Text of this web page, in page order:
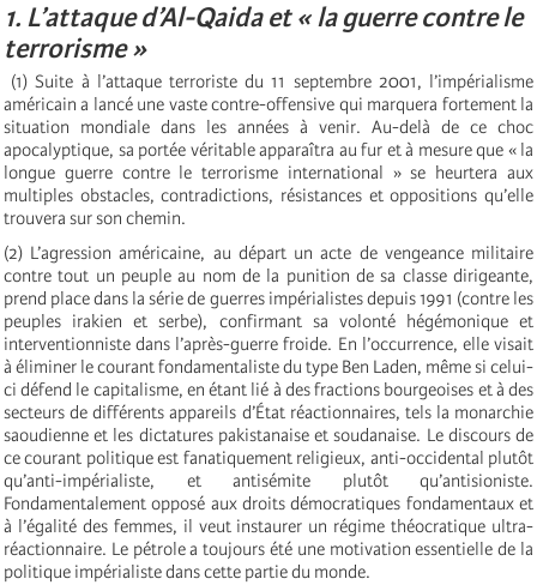
1. L’attaque d’Al-Qaida et « la guerre contre le
terrorisme »
(1) Suite à l’attaque terroriste du 11 septembre 2001, l’impérialisme
américain a lancé une vaste contre-offensive qui marquera fortement la
situation mondiale dans les années à venir. Au-delà de ce choc
apocalyptique, sa portée véritable apparaîtra au fur et à mesure que « la
longue guerre contre le terrorisme international » se heurtera aux
multiples obstacles, contradictions, résistances et oppositions qu’elle
trouvera sur son chemin.
(2) L’agression américaine, au départ un acte de vengeance militaire
contre tout un peuple au nom de la punition de sa classe dirigeante,
prend place dans la série de guerres impérialistes depuis 1991 (contre les
peuples irakien et serbe), confirmant sa volonté hégémonique et
interventionniste dans l’après-guerre froide. En l’occurrence, elle visait
à éliminer le courant fondamentaliste du type Ben Laden, même si celui-
ci défend le capitalisme, en étant lié à des fractions bourgeoises et à des
secteurs de différents appareils d’État réactionnaires, tels la monarchie
saoudienne et les dictatures pakistanaise et soudanaise. Le discours de
ce courant politique est fanatiquement religieux, anti-occidental plutôt
qu’anti-impérialiste, et antisémite plutôt qu’antisioniste.
Fondamentalement opposé aux droits démocratiques fondamentaux et
à l’égalité des femmes, il veut instaurer un régime théocratique ultra-
réactionnaire. Le pétrole a toujours été une motivation essentielle de la
politique impérialiste dans cette partie du monde.